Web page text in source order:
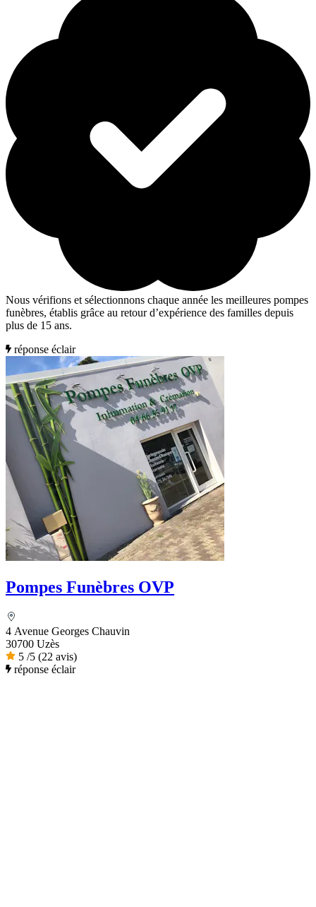
Nous vérifions et sélectionnons chaque année les meilleures pompes
funèbres, établis grâce au retour d’expérience des familles depuis
plus de 15 ans.
réponse éclair
Pompes Funèbres OVP
4 Avenue Georges Chauvin
30700 Uzès
5 /5 (22 avis)
réponse éclair